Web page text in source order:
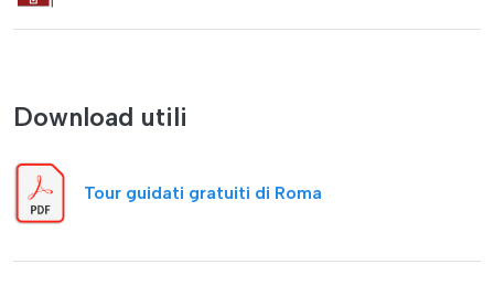
Download utili
Tour guidati gratuiti di Roma